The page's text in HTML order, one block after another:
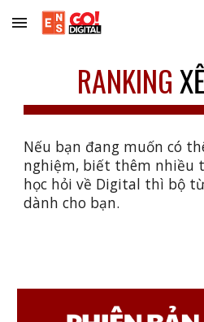
Skip to main content
RANKING
Nếu bạn đang muốn có
nghiệm, biết thêm nhiều
học hỏi về Digital thì bộ
dành cho bạn.